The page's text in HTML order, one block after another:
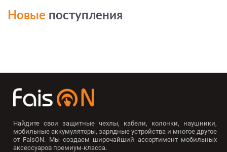
Новые поступления
Найдите свои защитные чехлы, кабели, колонки, наушники,
мобильные аккумуляторы, зарядные устройства и многое другое
от FaisON. Мы создаем широчайший ассортимент мобильных
аксессуаров премиум-класса.